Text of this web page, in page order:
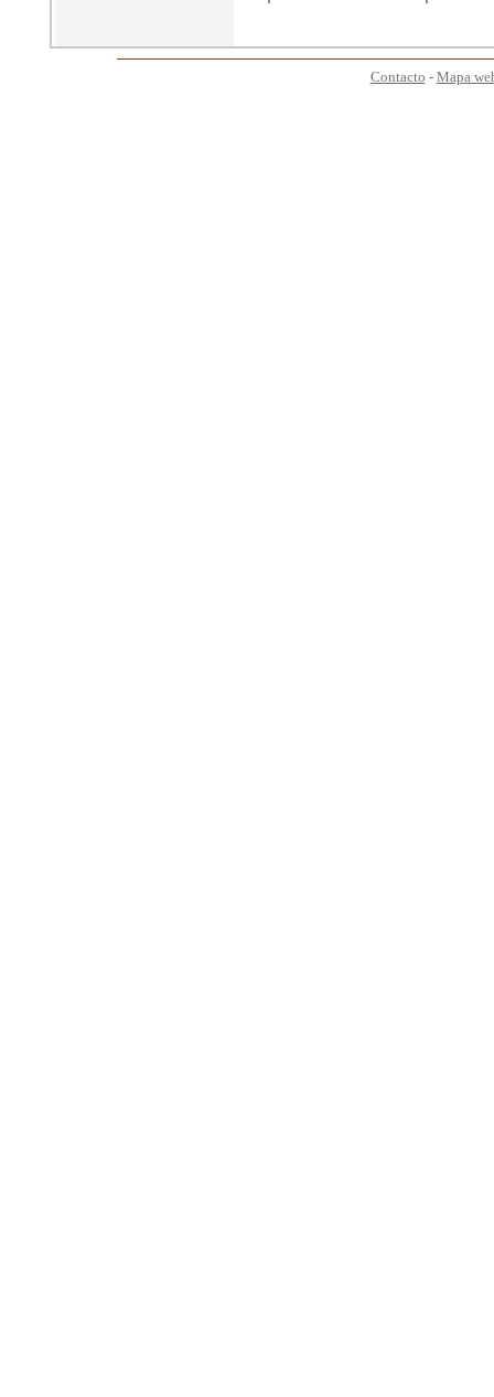
Contacto - Mapa